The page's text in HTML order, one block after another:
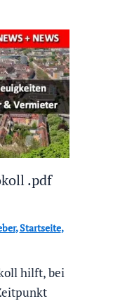
.pdf
,Startseite,
hilft, bei